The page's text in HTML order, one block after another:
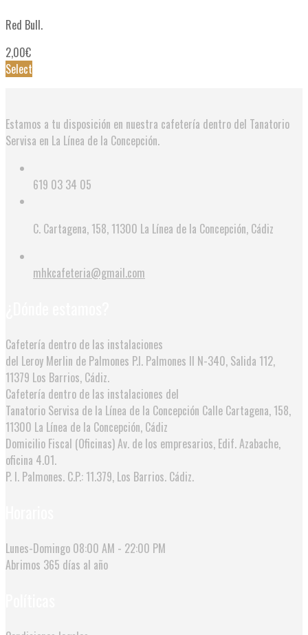
Red Bull.
2,00€
Select
Estamos a tu disposición en nuestra cafetería dentro del Tanatorio
Servisa en La Línea de la Concepción.
619 03 34 05
C. Cartagena, 158, 11300 La Línea de la Concepción, Cádiz
mhkcafeteria@gmail.com
Cafetería dentro de las instalaciones
del Leroy Merlin de Palmones P.I. Palmones II N-340, Salida 112,
11379 Los Barrios, Cádiz.
Cafetería dentro de las instalaciones del
Tanatorio Servisa de la Línea de la Concepción Calle Cartagena, 158,
11300 La Línea de la Concepción, Cádiz
Domicilio Fiscal (Oficinas)Av. de los empresarios, Edif. Azabache,
oficina 4.01.
P. I. Palmones. C.P.: 11.379, Los Barrios. Cádiz.
Lunes-Domingo 08:00 AM - 22:00 PM
Abrimos 365 días al año